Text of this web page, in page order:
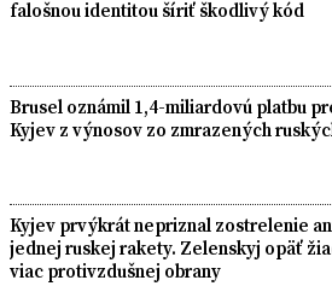
falošnou identitou šíriť škodlivý kód
Brusel oznámil 1,4-miliardovú platbu
Kyjev z výnosov zo zmrazených
Kyjev prvýkrát nepriznal zostrelenie
jednej ruskej rakety. Zelenskyj opäť
viac protivzdušnej obrany